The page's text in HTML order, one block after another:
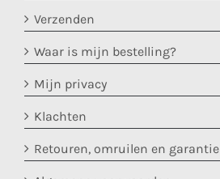
Verzenden
Waar is mijn bestelling?
Mijn privacy
Klachten
Retouren, omruilen en garantie